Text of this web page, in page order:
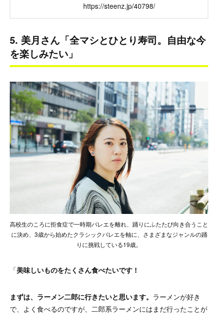
https://steenz.jp/40798/
5. 美月さん「全マシとひとり寿司。自由な今
を楽しみたい」
高校生のころに拒食症で一時期バレエを離れ、踊りにふたたび向き合うこと
に決め、3歳から始めたクラシックバレエを軸に、さまざまなジャンルの踊
りに挑戦している19歳。
「美味しいものをたくさん食べたいです！
まずは、ラーメン二郎に行きたいと思います。 ラーメンが好き
で、よく食べるのですが、二郎系ラーメンにはまだ行ったことが